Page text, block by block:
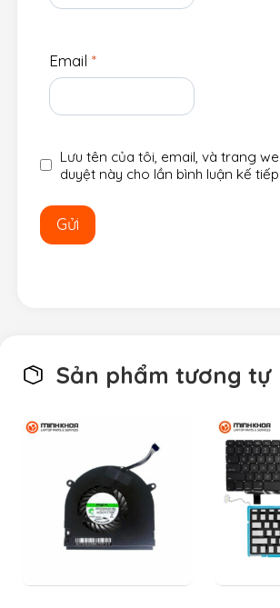
Email *
Lưu tên của tôi, email, và trang
duyệt này cho lần bình luận kế
Sản phẩm tương tự